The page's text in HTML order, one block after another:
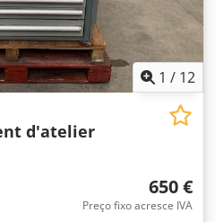
1 / 12
d'atelier
650 €
Preço fixo acresce IVA